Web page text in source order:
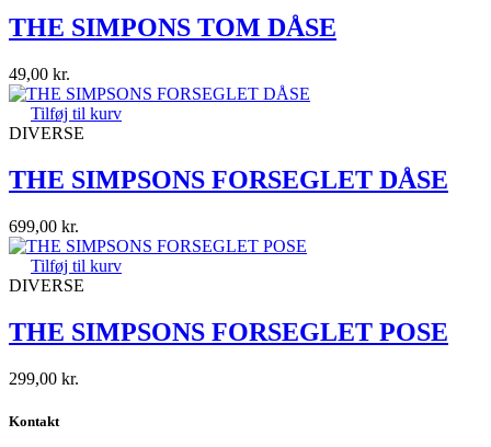
THE SIMPONS TOM DÅSE
49,00 kr.
Tilføj til kurv
DIVERSE
THE SIMPSONS FORSEGLET DÅSE
699,00 kr.
Tilføj til kurv
DIVERSE
THE SIMPSONS FORSEGLET POSE
299,00 kr.
Kontakt